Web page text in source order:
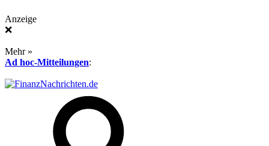
Anzeige
❌
Mehr »
Ad hoc-Mitteilungen: